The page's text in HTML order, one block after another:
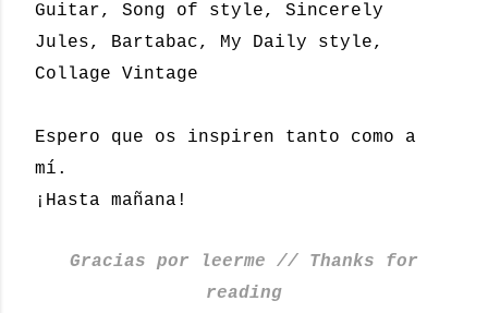
Guitar, Song of style, Sincerely
Jules, Bartabac, My Daily style,
Collage Vintage
Espero que os inspiren tanto como a
mí.
¡Hasta mañana!
Gracias por leerme // Thanks for
reading